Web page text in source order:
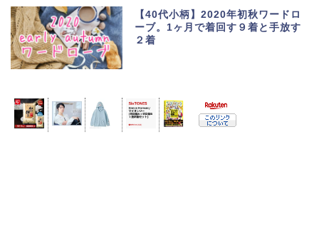
【40代小柄】2020年初秋ワードロ
ーブ。1ヶ月で着回す９着と手放す
２着